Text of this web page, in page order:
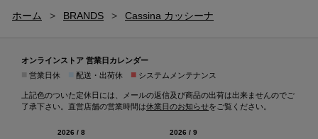
ホーム > BRANDS > Cassina カッシーナ
オンラインストア 営業日カレンダー
営業日休 配送・出荷休 ■ システムメンテナンス
上記色のついた定休日には、メールの返信及び商品の出荷は出来ませんのでご
了承下さい。直営店舗の営業時間は休業日のお知らせをご覧ください。
2026 / 8
2026 / 9